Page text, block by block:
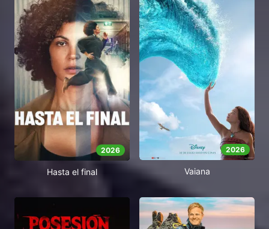
2026
Hasta el final
2026
Vaiana